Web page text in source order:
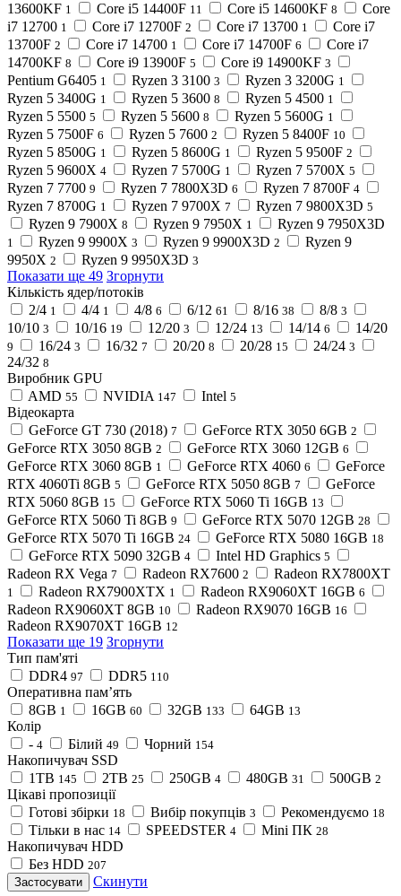
13600KF 1 Core i5 14400F 11 Core i5 14600KF 8
Core
i7 12700 1 Core i7 12700F 2 Core i7 13700 1
Core i7
13700F 2 Core i7 14700 1 Core i7 14700F 6
Core i7
14700KF 8 Core i9 13900F 5 Core i9 14900KF 3
Pentium G6405 1 Ryzen 3 3100 3 Ryzen 3 3200G 1
Ryzen 5 3400G 1 Ryzen 5 3600 8 Ryzen 5 4500 1
Ryzen 5 5500 5 Ryzen 5 5600 8 Ryzen 5 5600G 1
Ryzen 5 7500F 6 Ryzen 5 7600 2 Ryzen 5 8400F 10
Ryzen 5 8500G 1 Ryzen 5 8600G 1 Ryzen 5 9500F 2
Ryzen 5 9600X 4 Ryzen 7 5700G 1 Ryzen 7 5700X 5
Ryzen 7 7700 9 Ryzen 7 7800X3D 6 Ryzen 7 8700F 4
Ryzen 7 8700G 1 Ryzen 7 9700X 7 Ryzen 7 9800X3D 5
Ryzen 9 7900X 8 Ryzen 9 7950X 1 Ryzen 9 7950X3D
1 Ryzen 9 9900X 3 Ryzen 9 9900X3D 2
Ryzen 9
9950X 2 Ryzen 9 9950X3D 3
Показати ще 49 Згорнути
Кількість ядер/потоків
2/4 1 4/4 1 4/8 6 6/12 61 8/16 38 8/8 3
10/10 3 10/16 19 12/20 3 12/24 13 14/14 6 14/20
9 16/24 3 16/32 7 20/20 8 20/28 15 24/24 3
24/32 8
Виробник GPU
AMD 55 NVIDIA 147 Intel 5
Відеокарта
GeForce GT 730 (2018) 7 GeForce RTX 3050 6GB 2
GeForce RTX 3050 8GB 2 GeForce RTX 3060 12GB 6
GeForce RTX 3060 8GB 1 GeForce RTX 4060 6
GeForce
RTX 4060Ti 8GB 5 GeForce RTX 5050 8GB 7
GeForce
RTX 5060 8GB 15 GeForce RTX 5060 Ti 16GB 13
GeForce RTX 5060 Ti 8GB 9 GeForce RTX 5070 12GB 28
GeForce RTX 5070 Ti 16GB 24 GeForce RTX 5080 16GB 18
GeForce RTX 5090 32GB 4 Intel HD Graphics 5
Radeon RX Vega 7 Radeon RX7600 2 Radeon RX7800XT
1 Radeon RX7900XTX 1 Radeon RX9060XT 16GB 6
Radeon RX9060XT 8GB 10 Radeon RX9070 16GB 16
Radeon RX9070XT 16GB 12
Показати ще 19 Згорнути
Тип пам'яті
DDR4 97 DDR5 110
Оперативна пам’ять
8GB 1 16GB 60 32GB 133 64GB 13
Колір
- 4 Білий 49 Чорний 154
Накопичувач SSD
1TB 145 2TB 25 250GB 4 480GB 31 500GB 2
Цікаві пропозиції
Готові збірки 18 Вибір покупців 3 Рекомендуємо 18
Тільки в нас 14 SPEEDSTER 4 Mini ПК 28
Накопичувач HDD
Без HDD 207
Застосувати
Скинути